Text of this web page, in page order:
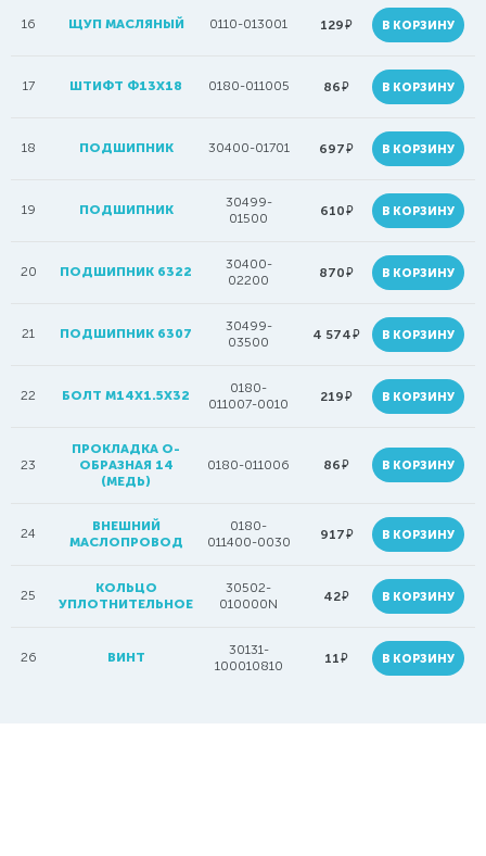
16 ЩУП МАСЛЯНЫЙ 0110-013001 129руб. В КОРЗИНУ
17 ШТИФТ Ф13Х18 0180-011005 86руб. В КОРЗИНУ
18 ПОДШИПНИК 30400-01701 697руб. В КОРЗИНУ
19 ПОДШИПНИК
30499-
01500
610руб. В КОРЗИНУ
20 ПОДШИПНИК 6322
30400-
02200
870руб. В КОРЗИНУ
21 ПОДШИПНИК 6307
30499-
03500
4 574руб. В КОРЗИНУ
22 БОЛТ M14X1.5X32
0180-
011007-0010
219руб. В КОРЗИНУ
23
ПРОКЛАДКА О-
ОБРАЗНАЯ 14
(МЕДЬ)
0180-011006 86руб. В КОРЗИНУ
24
ВНЕШНИЙ
МАСЛОПРОВОД
0180-
011400-0030
917руб. В КОРЗИНУ
25
КОЛЬЦО
УПЛОТНИТЕЛЬНОЕ
30502-
010000N
42руб. В КОРЗИНУ
26 ВИНТ
30131-
100010810
11руб. В КОРЗИНУ